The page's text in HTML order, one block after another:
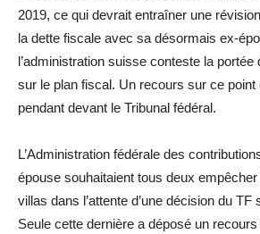
2019, ce qui devrait entraîner une
la dette fiscale avec sa désormais ex-
l’administration suisse conteste la portée
sur le plan fiscal. Un recours sur ce point
pendant devant le Tribunal fédéral.
L’Administration fédérale des
épouse souhaitaient tous deux
villas dans l’attente d’une décision du TF
Seule cette dernière a déposé un